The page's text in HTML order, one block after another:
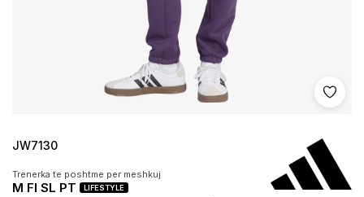
Shto
JW7130
Trenerka te poshtme per meshkuj
M FI SL PT LIFESTYLE